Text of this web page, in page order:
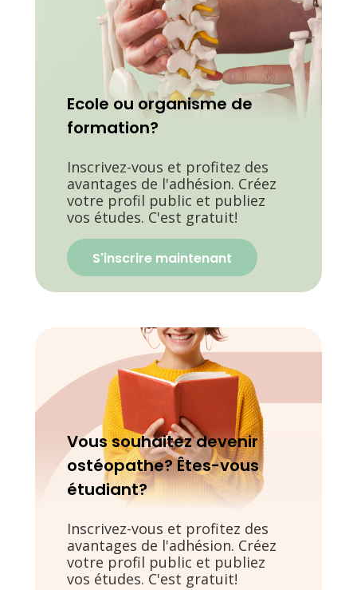
Ecole ou organisme de
formation?
Inscrivez-vous et profitez des
avantages de l'adhésion. Créez
votre profil public et publiez
vos études. C'est gratuit!
S'inscrire maintenant
Vous souhaitez devenir
ostéopathe? Êtes-vous
étudiant?
Inscrivez-vous et profitez des
avantages de l'adhésion. Créez
votre profil public et publiez
vos études. C'est gratuit!